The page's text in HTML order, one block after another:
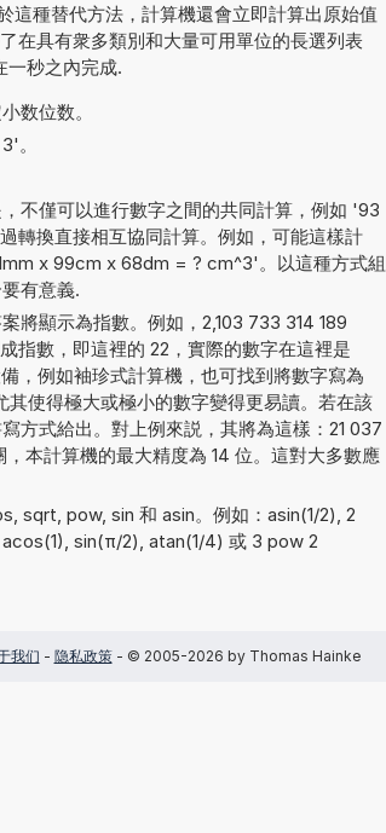
這種替代方法，計算機還會立即計算出原始值
在具有衆多類別和大量可用單位的長選列表
一秒之內完成.
数位数。
。
不僅可以進行數字之間的共同計算，例如 '93
轉換直接相互協同計算。例如，可能這樣計
x 99cm x 68dm = ? cm^3'。以這種方式組
有意義.
將顯示為指數。例如，2,103 733 314 189
指數，即這裡的 22，實際的數字在這裡是
，例如袖珍式計算機，也可找到將數字寫為
其使得極大或極小的數字變得更易讀。若在該
方式給出。對上例來説，其將為這樣：21 037
本計算機的最大精度為 14 位。這對大多數應
sqrt, pow, sin 和 asin。例如：asin(1/2), 2
sin(π/2), atan(1/4) 或 3 pow 2
我们 - 隐私政策- © 2005-2026 by Thomas Hainke